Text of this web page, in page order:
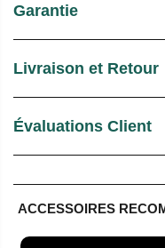
Garantie
Livraison et Retour
Évaluations Client
ACCESSOIRES